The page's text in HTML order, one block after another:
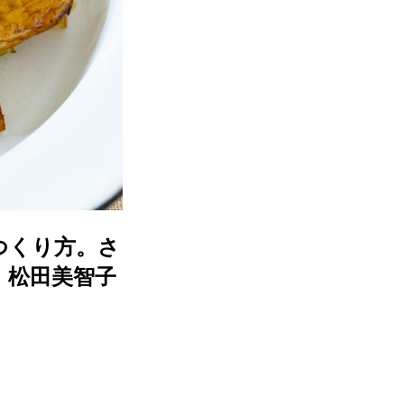
くり方。さ
田美智子